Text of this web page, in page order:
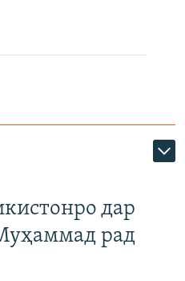
дар
рад